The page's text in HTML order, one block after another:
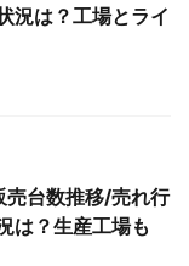
況は？工場とライ
台数推移/売れ行
は？生産工場も